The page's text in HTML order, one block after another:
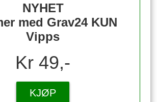
NYHET
med Grav24 KUN
Vipps
Kr 49,-
KJØP